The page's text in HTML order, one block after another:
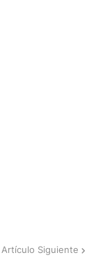
Artículo Siguiente